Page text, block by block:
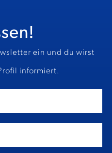
ein und du wirst
informiert.